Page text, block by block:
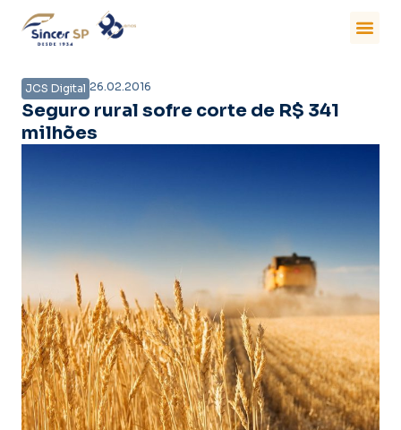
JCS Digital 26.02.2016
Seguro rural sofre corte de R$ 341
milhões